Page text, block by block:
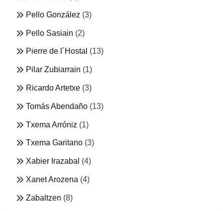
Pello González (3)
Pello Sasiain (2)
Pierre de l´Hostal (13)
Pilar Zubiarrain (1)
Ricardo Artetxe (3)
Tomás Abendaño (13)
Txema Arróniz (1)
Txema Garitano (3)
Xabier Irazabal (4)
Xanet Arozena (4)
Zabaltzen (8)